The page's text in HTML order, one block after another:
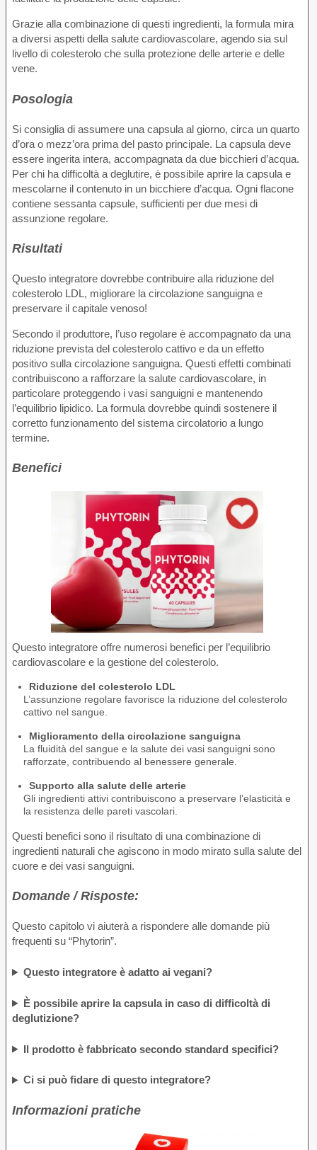
Grazie alla combinazione di questi ingredienti, la formula mira
a diversi aspetti della salute cardiovascolare, agendo sia sul
livello di colesterolo che sulla protezione delle arterie e delle
vene.
Posologia
Si consiglia di assumere una capsula al giorno, circa un quarto
d’ora o mezz’ora prima del pasto principale. La capsula deve
essere ingerita intera, accompagnata da due bicchieri d’acqua.
Per chi ha difficoltà a deglutire, è possibile aprire la capsula e
mescolarne il contenuto in un bicchiere d’acqua. Ogni flacone
contiene sessanta capsule, sufficienti per due mesi di
assunzione regolare.
Risultati
Questo integratore dovrebbe contribuire alla riduzione del
colesterolo LDL, migliorare la circolazione sanguigna e
preservare il capitale venoso!
Secondo il produttore, l’uso regolare è accompagnato da una
riduzione prevista del colesterolo cattivo e da un effetto
positivo sulla circolazione sanguigna. Questi effetti combinati
contribuiscono a rafforzare la salute cardiovascolare, in
particolare proteggendo i vasi sanguigni e mantenendo
l’equilibrio lipidico. La formula dovrebbe quindi sostenere il
corretto funzionamento del sistema circolatorio a lungo
termine.
Benefici
Questo integratore offre numerosi benefici per l’equilibrio
cardiovascolare e la gestione del colesterolo.
Riduzione del colesterolo LDL
L’assunzione regolare favorisce la riduzione del colesterolo
cattivo nel sangue.
Miglioramento della circolazione sanguigna
La fluidità del sangue e la salute dei vasi sanguigni sono
rafforzate, contribuendo al benessere generale.
Supporto alla salute delle arterie
Gli ingredienti attivi contribuiscono a preservare l’elasticità e
la resistenza delle pareti vascolari.
Questi benefici sono il risultato di una combinazione di
ingredienti naturali che agiscono in modo mirato sulla salute del
cuore e dei vasi sanguigni.
Domande / Risposte:
Questo capitolo vi aiuterà a rispondere alle domande più
frequenti su “Phytorin”.
Questo integratore è adatto ai vegani?
È possibile aprire la capsula in caso di difficoltà di
deglutizione?
Il prodotto è fabbricato secondo standard specifici?
Ci si può fidare di questo integratore?
Informazioni pratiche